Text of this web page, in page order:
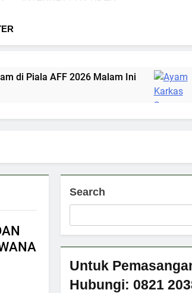
2026 Malam Ini Ayam
1 Week Ago
Search
Untuk
Hubungi: 0821